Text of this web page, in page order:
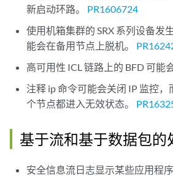
新启动环路。 PR1606724
使用机箱集群的 SRX 系列设备发
能会在备用节点上脱机。
高可用性 ICL 链路上的 BFD 可能
注释 ip 命令可能会关闭 IP 监控
个节点都进入无效状态。
基于流和基于数据包的
安全信息流日志显示某些应用程序